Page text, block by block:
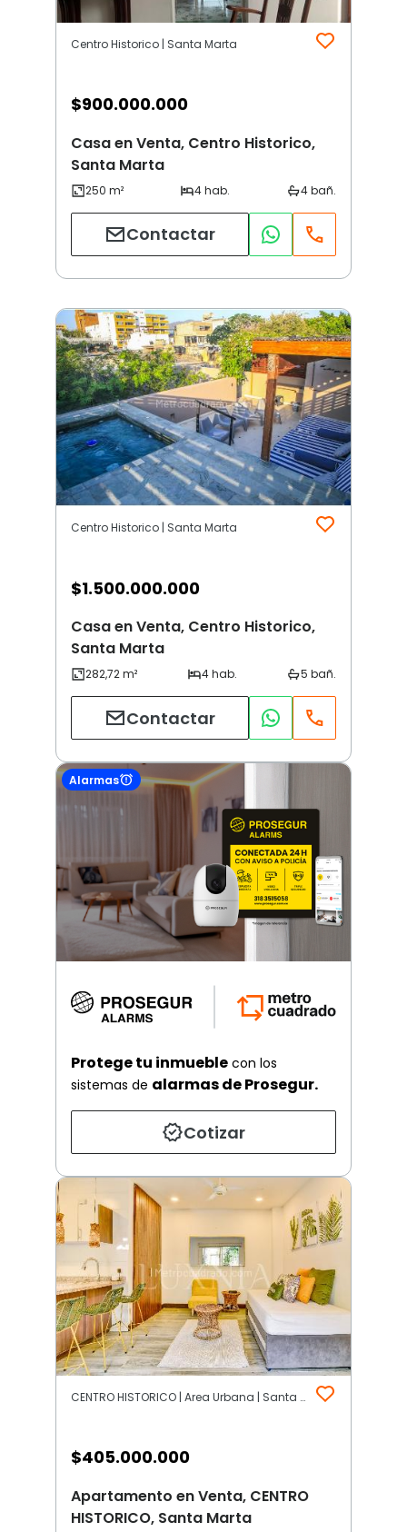
Centro Historico | Santa Marta
$900.000.000
Casa en Venta, Centro Historico,
Santa Marta
Contactar
Centro Historico | Santa Marta
$1.500.000.000
Casa en Venta, Centro Historico,
Santa Marta
Contactar
Alarmas
Protege tu inmueble con los
sistemas de alarmas de Prosegur.
Cotizar
CENTRO HISTORICO | Area Urbana | Santa Marta
$405.000.000
Apartamento en Venta, CENTRO
HISTORICO, Santa Marta